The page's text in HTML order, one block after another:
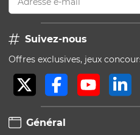
Suivez-nous
Offres exclusives, jeux
Général